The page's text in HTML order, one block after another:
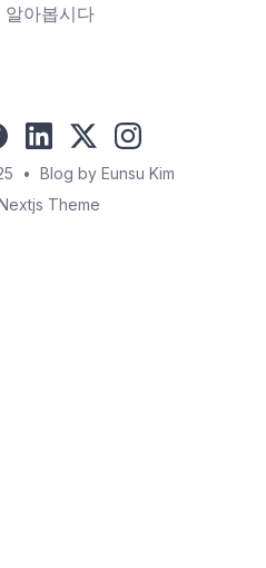
아봅시다
linkedin
x instagram
• Blog by Eunsu Kim
Theme